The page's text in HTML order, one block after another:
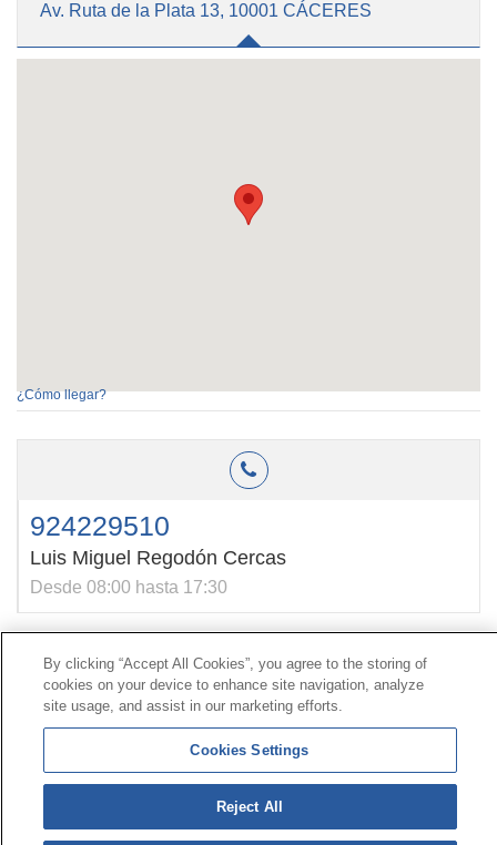
Av. Ruta de la Plata 13, 10001 CÁCERES
¿Cómo llegar?
924229510
Luis Miguel Regodón Cercas
Desde 08:00 hasta 17:30
Contacto|Perfil do contratante|Reclamacións
Liña Universal 900 203 203|Zona Privada Comisión de
Prestacións Especiais
Zona Privada Provedor Sanitario
© Mutua Universal 2026| Mapa do sitio | Aviso legal |
Política de Protección de Datos
cookies
By clicking “Accept All Cookies”, you agree to the storing of
cookies on your device to enhance site navigation, analyze
site usage, and assist in our marketing efforts.
Cookies Settings
Reject All